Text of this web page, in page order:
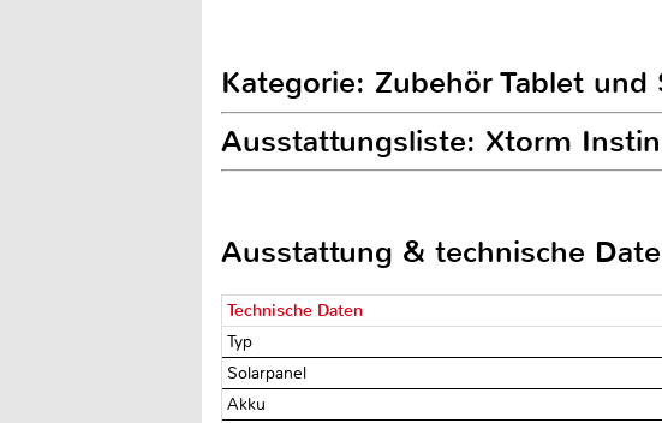
Kategorie: Zubehör Tablet und
Ausstattungsliste: Xtorm
Ausstattung & technische
Technische Daten
Typ
Solarpanel
Akku